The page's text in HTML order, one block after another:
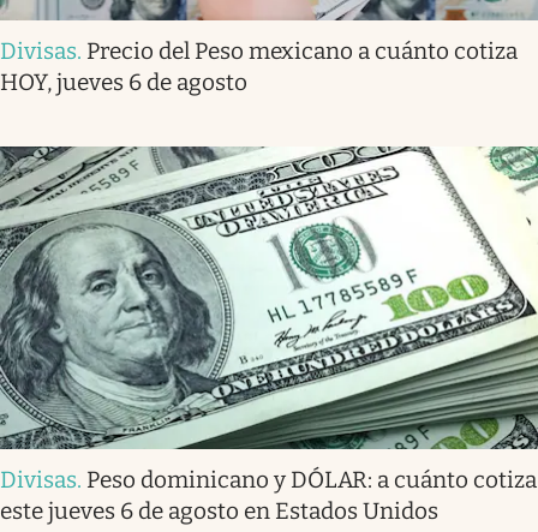
Divisas. Precio del Peso mexicano a cuánto cotiza
HOY, jueves 6 de agosto
Divisas. Peso dominicano y DÓLAR: a cuánto cotiza
este jueves 6 de agosto en Estados Unidos